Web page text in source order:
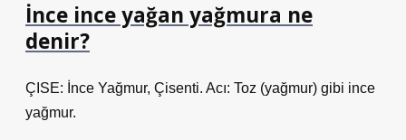
İnce ince yağan yağmura ne
denir?
ÇISE: İnce Yağmur, Çisenti. Acı: Toz (yağmur) gibi ince
yağmur.